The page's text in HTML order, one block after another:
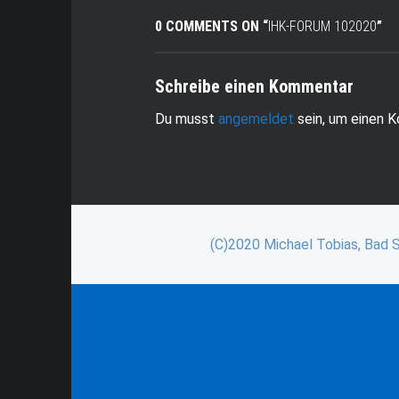
0 COMMENTS ON “IHK-FORUM 102020”
Schreibe einen Kommentar
Du musstangemeldet sein, um einen
(C)2020 Michael Tobias, Bad